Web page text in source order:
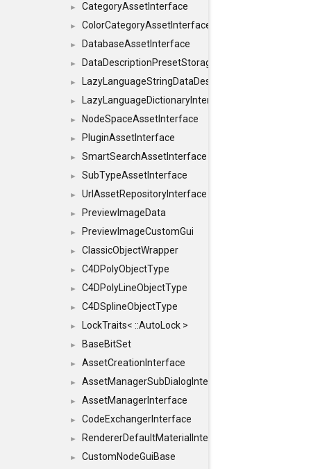
► CategoryAssetInterface
► ColorCategoryAssetInterface
► DatabaseAssetInterface
► DataDescriptionPresetStorageInterface
►
► LazyLanguageDictionaryInterface
► NodeSpaceAssetInterface
► PluginAssetInterface
► SmartSearchAssetInterface
► SubTypeAssetInterface
► UrlAssetRepositoryInterface
► PreviewImageData
► PreviewImageCustomGui
► ClassicObjectWrapper
► C4DPolyObjectType
► C4DPolyLineObjectType
► C4DSplineObjectType
► LockTraits< ::AutoLock >
► BaseBitSet
► AssetCreationInterface
► AssetManagerSubDialogInterface
► AssetManagerInterface
► CodeExchangerInterface
► RendererDefaultMaterialInterface
► CustomNodeGuiBase